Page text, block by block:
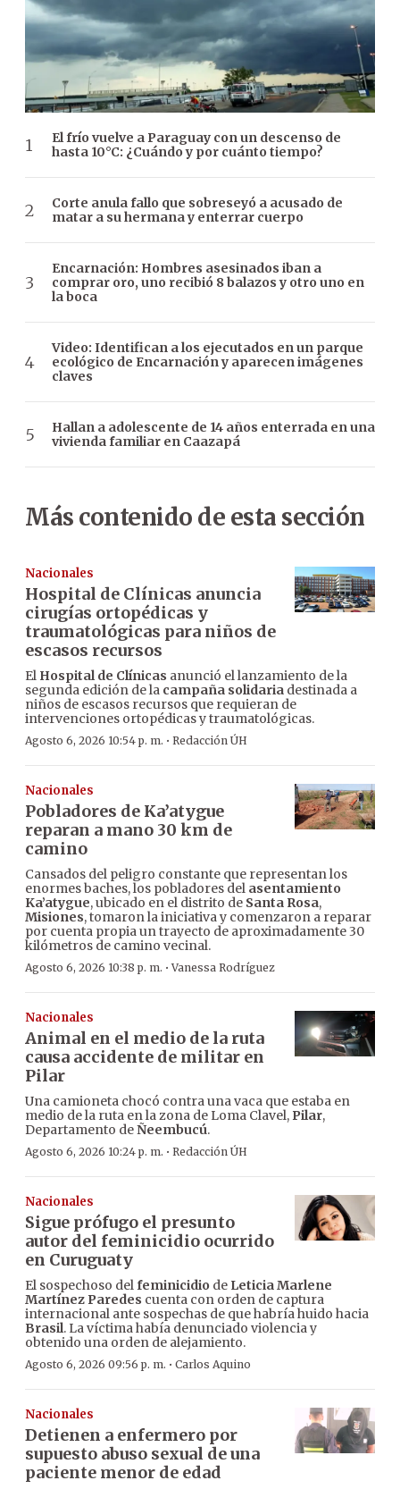
El frío vuelve a Paraguay con un descenso de
hasta 10°C: ¿Cuándo y por cuánto tiempo?
Corte anula fallo que sobreseyó a acusado de
matar a su hermana y enterrar cuerpo
Encarnación: Hombres asesinados iban a
comprar oro, uno recibió 8 balazos y otro uno en
la boca
Video: Identifican a los ejecutados en un parque
ecológico de Encarnación y aparecen imágenes
claves
Hallan a adolescente de 14 años enterrada en una
vivienda familiar en Caazapá
Más contenido de esta sección
Nacionales
Hospital de Clínicas anuncia
cirugías ortopédicas y
traumatológicas para niños de
escasos recursos
El Hospital de Clínicas anunció el lanzamiento de la
segunda edición de la campaña solidaria destinada a
niños de escasos recursos que requieran de
intervenciones ortopédicas y traumatológicas.
Agosto 6, 2026 10:54 p. m. · Redacción ÚH
Nacionales
Pobladores de Ka’atygue
reparan a mano 30 km de
camino
Cansados del peligro constante que representan los
enormes baches, los pobladores del asentamiento
Ka’atygue, ubicado en el distrito de Santa Rosa,
Misiones, tomaron la iniciativa y comenzaron a reparar
por cuenta propia un trayecto de aproximadamente 30
kilómetros de camino vecinal.
Agosto 6, 2026 10:38 p. m. ·Vanessa Rodríguez
Nacionales
Animal en el medio de la ruta
causa accidente de militar en
Pilar
Una camioneta chocó contra una vaca que estaba en
medio de la ruta en la zona de Loma Clavel, Pilar,
Departamento deÑeembucú.
Agosto 6, 2026 10:24 p. m. · Redacción ÚH
Nacionales
Sigue prófugo el presunto
autor del feminicidio ocurrido
en Curuguaty
El sospechoso delfeminicidio de Leticia Marlene
Martínez Paredes cuenta con orden de captura
internacional ante sospechas de que habría huido hacia
Brasil. La víctima había denunciado violencia y
obtenido una orden de alejamiento.
Agosto 6, 2026 09:56 p. m. · Carlos Aquino
Nacionales
Detienen a enfermero por
supuesto abuso sexual de una
paciente menor de edad